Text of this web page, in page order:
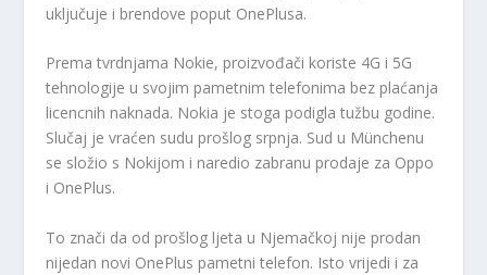
uključuje i brendove poput OnePlusa.
Prema tvrdnjama Nokie, proizvođači koriste 4G i 5G
tehnologije u svojim pametnim telefonima bez plaćanja
licencnih naknada. Nokia je stoga podigla tužbu godine.
Slučaj je vraćen sudu prošlog srpnja. Sud u Münchenu
se složio s Nokijom i naredio zabranu prodaje za Oppo
i OnePlus.
To znači da od prošlog ljeta u Njemačkoj nije prodan
nijedan novi OnePlus pametni telefon. Isto vrijedi i za